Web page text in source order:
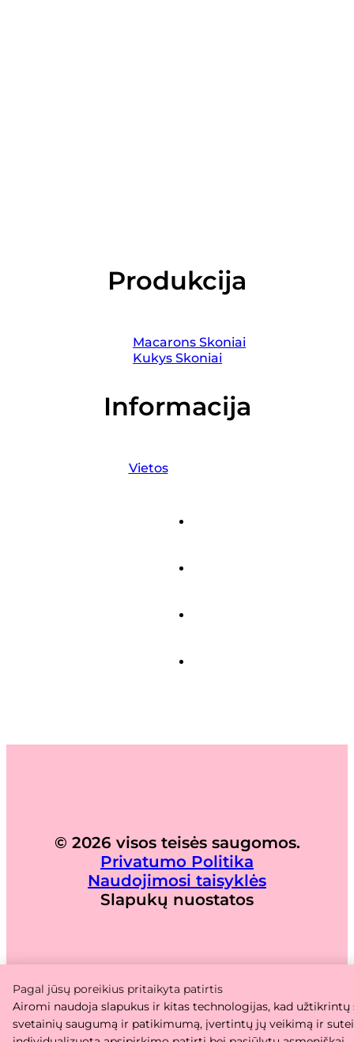
Produkcija
Macarons Skoniai
Kukys Skoniai
Informacija
Vietos
© 2026 visos teisės saugomos.
Privatumo Politika
Naudojimosi taisyklės
Slapukų nuostatos
Pagal jūsų poreikius pritaikyta patirtis
Airomi naudoja slapukus ir kitas technologijas, kad užtikrintų
svetainių saugumą ir patikimumą, įvertintų jų veikimą ir